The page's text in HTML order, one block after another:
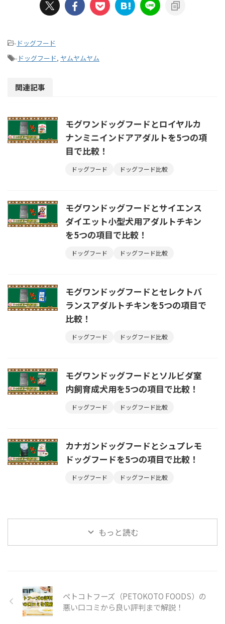
- ドッグフード
- ドッグフード, ヤムヤムヤム
関連記事
モグワンドッグフードとロイヤルカ
ナンミニインドアアダルトを5つの項
目で比較！
ドッグフード ドッグフード比較
モグワンドッグフードとサイエンス
ダイエット小型犬用アダルトチキン
を5つの項目で比較！
ドッグフード ドッグフード比較
モグワンドッグフードとセレクトバ
ランスアダルトチキンを5つの項目で
比較！
ドッグフード ドッグフード比較
モグワンドッグフードとソルビダ室
内飼育成犬用を5つの項目で比較！
ドッグフード ドッグフード比較
カナガンドッグフードとシュプレモ
ドッグフードを5つの項目で比較！
ドッグフード ドッグフード比較
もっと読む
ペトコトフーズ（PETOKOTO FOODS）の
悪い口コミから良い評判まで解説！